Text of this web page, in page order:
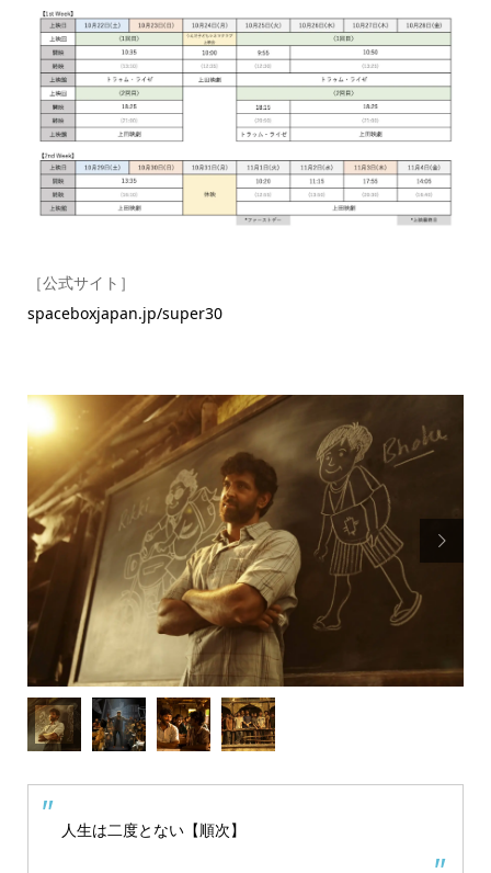
［公式サイト］
spaceboxjapan.jp/super30

人生は二度とない【順次】